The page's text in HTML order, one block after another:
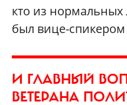
кто из
был вице-
И ГЛАВНЫЙ
ВЕТЕРАНА